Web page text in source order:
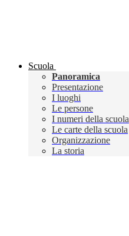
Scuola
Panoramica
Presentazione
I luoghi
Le persone
I numeri della scuola
Le carte della scuola
Organizzazione
La storia